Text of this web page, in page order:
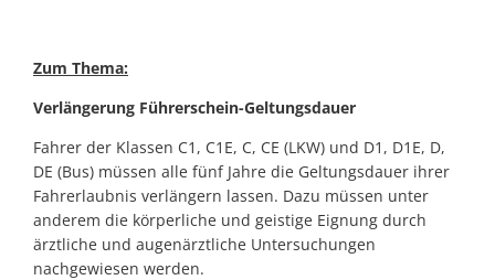
Zum Thema:
Verlängerung Führerschein-Geltungsdauer
Fahrer der Klassen C1, C1E, C, CE (LKW) und D1, D1E, D,
DE (Bus) müssen alle fünf Jahre die Geltungsdauer ihrer
Fahrerlaubnis verlängern lassen. Dazu müssen unter
anderem die körperliche und geistige Eignung durch
ärztliche und augenärztliche Untersuchungen
nachgewiesen werden.